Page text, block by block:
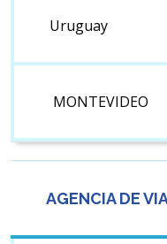
Uruguay
MONTEVIDEO
AGENCIA DE